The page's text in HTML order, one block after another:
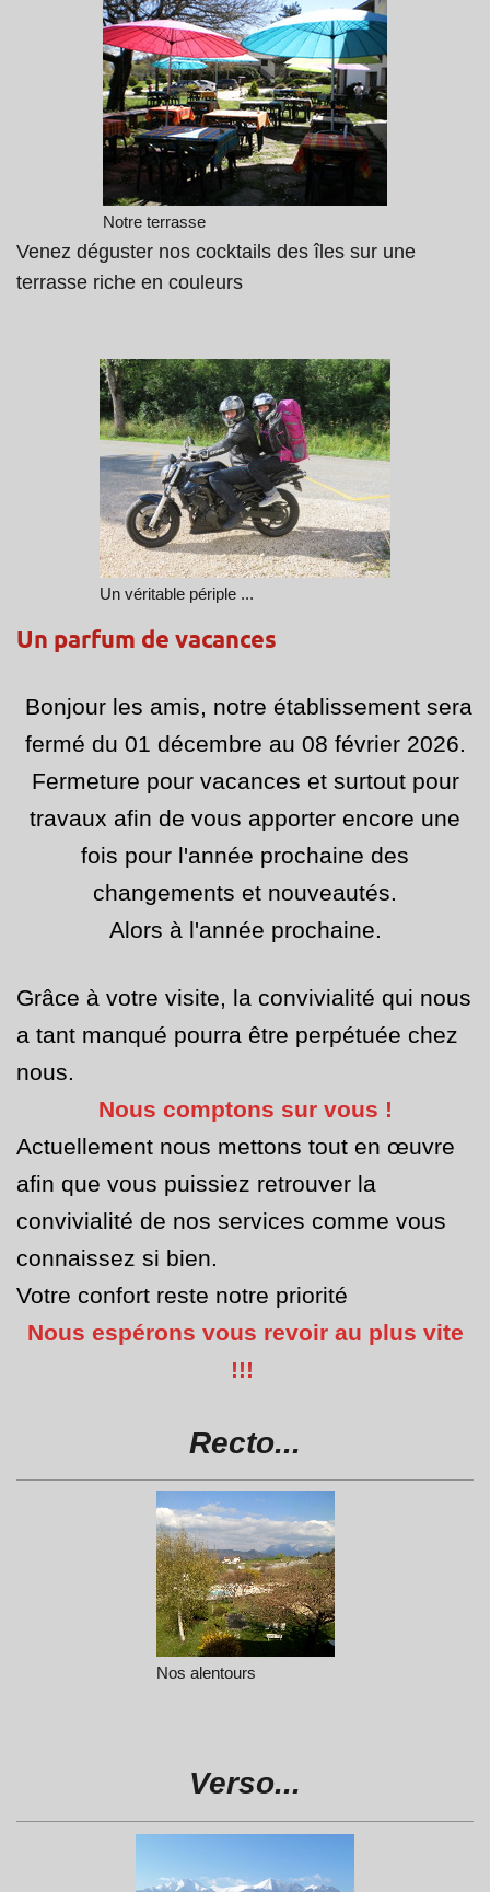
Notre terrasse
Venez déguster nos cocktails des îles sur une
terrasse riche en couleurs
Un véritable périple ...
Un parfum de vacances
Bonjour les amis, notre établissement sera
fermé du 01 décembre au 08 février 2026.
Fermeture pour vacances et surtout pour
travaux afin de vous apporter encore une
fois pour l'année prochaine des
changements et nouveautés.
Alors à l'année prochaine.
Grâce à votre visite, la convivialité qui nous
a tant manqué pourra être perpétuée chez
nous.
Nous comptons sur vous !
Actuellement nous mettons tout en œuvre
afin que vous puissiez retrouver la
convivialité de nos services comme vous
connaissez si bien.
Votre confort reste notre priorité
Nous espérons vous revoir au plus vite
!!!
Recto...
Nos alentours
Verso...